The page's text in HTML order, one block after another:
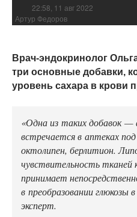
22:58, 11 авг 2022
Артур Федоров
Врач-эндокринолог
три основные добавки,
уровень сахара в крови
«Одна из таких добавок —
встречается в аптеках
октолипен, берлитион.
чувствительность
принимает
в преобразовании глюкозы
эксперт.